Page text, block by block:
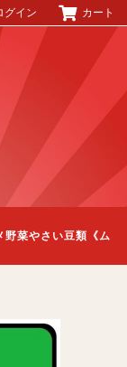
グイン カート
菜やさい豆類《ム